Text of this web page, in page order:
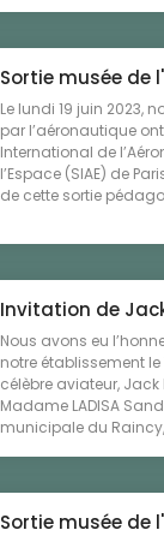
Sortie musée de
Le lundi 19 juin 2023,
par l’aéronautique
International de
l’Espace (SIAE) de
de cette sortie
Invitation de Jack
Nous avons eu
notre établissement le
célèbre aviateur, Jack
Madame LADISA
municipale du Raincy,
Sortie musée de